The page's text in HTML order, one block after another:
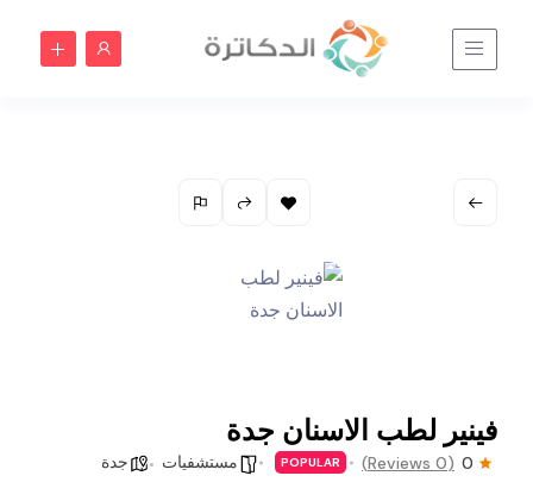
فينير لطب الاسنان جدة
0
(0 Reviews)
POPULAR مستشفيات جدة